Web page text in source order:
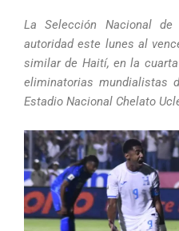
La Selección Nacional
autoridad este lunes al
similar de Haití, en la
eliminatorias mundialistas
Estadio Nacional Chelato